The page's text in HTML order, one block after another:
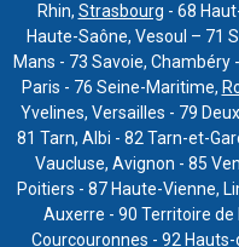
Rhin, Strasbourg - 68
Haute-Saône, Vesoul – 71
Mans - 73 Savoie, Chambéry
Paris - 76 Seine-Maritime,
Yvelines, Versailles - 79
81 Tarn, Albi - 82 Tarn-et-
Vaucluse, Avignon - 85
Poitiers - 87 Haute-Vienne,
Auxerre - 90 Territoire
Courcouronnes - 92